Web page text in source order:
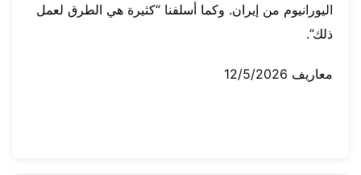
اليورانيوم من إيران. وكما أسلفنا “كثيرة هي الطرق لعمل
ذلك”.
معاريف 12/5/2026